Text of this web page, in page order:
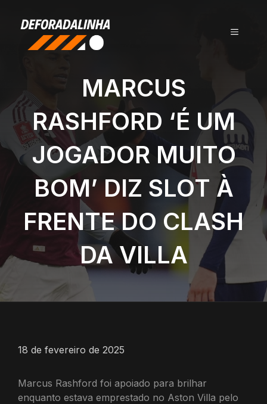
conteúdo
MENU
MARCUS
RASHFORD ‘É UM
JOGADOR MUITO
BOM’ DIZ SLOT À
FRENTE DO CLASH
DA VILLA
18 de fevereiro de 2025
Marcus Rashford foi apoiado para brilhar
enquanto estava emprestado no Aston Villa pelo